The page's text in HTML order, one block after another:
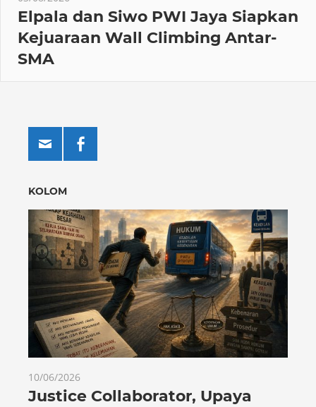
Elpala dan Siwo PWI Jaya Siapkan
Kejuaraan Wall Climbing Antar-
SMA
KOLOM
10/06/2026
Justice Collaborator, Upaya